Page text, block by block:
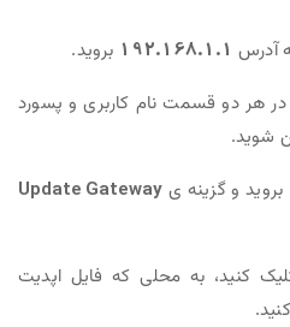
آدرس 192.168.1.1 بروید.
هر دو قسمت نام کاربری و پسورد
شوید.
بروید و گزینه ی Update Gateway
کنید، به محلی که فایل اپدیت